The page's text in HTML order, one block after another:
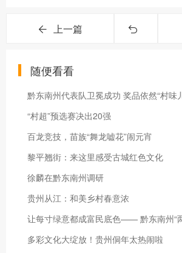
上一篇
随便看看
黔东南州代表队卫冕成功 奖品依然“村味
“村超”预选赛决出20强
百龙竞技，苗族“舞龙嘘花”闹元宵
黎平翘街：来这里感受古城红色文化
徐麟在黔东南州调研
贵州从江：和美乡村春意浓
多彩文化大绽放！贵州侗年太热闹啦